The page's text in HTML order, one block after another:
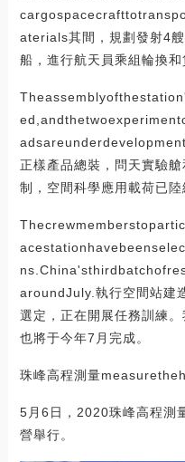
aterials其間，規劃發射4
船，進行航天員乘組輪換和
正樣產品總裝，問天實驗
制，空間科學應用載荷已陸
aroundJuly.執行空間站建
選定，正在開展任務訓練
也將于今年7月完成。
珠峰高程測量
5月6日，2020珠峰高程測
營舉行。